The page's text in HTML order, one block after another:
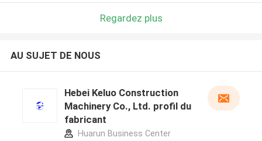
Regardez plus
AU SUJET DE NOUS
Hebei Keluo Construction
Machinery Co., Ltd. profil du
fabricant
Huarun Business Center